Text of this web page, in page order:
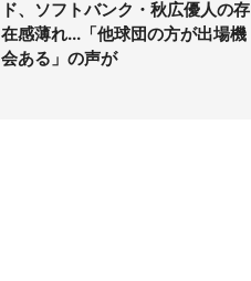
ド、ソフトバンク・秋広優人の存
在感薄れ...「他球団の方が出場機
会ある」の声が